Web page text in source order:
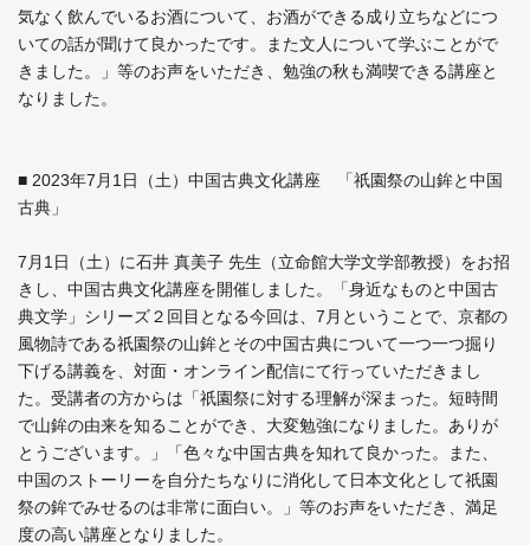
気なく飲んでいるお酒について、お酒ができる成り立ちなどにつ
いての話が聞けて良かったです。また文人について学ぶことがで
きました。」等のお声をいただき、勉強の秋も満喫できる講座と
なりました。
■ 2023年7月1日（土）中国古典文化講座 「祇園祭の山鉾と中国
古典」
7月1日（土）に石井 真美子 先生（立命館大学文学部教授）をお招
きし、中国古典文化講座を開催しました。「身近なものと中国古
典文学」シリーズ２回目となる今回は、7月ということで、京都の
風物詩である祇園祭の山鉾とその中国古典について一つ一つ掘り
下げる講義を、対面・オンライン配信にて行っていただきまし
た。受講者の方からは「祇園祭に対する理解が深まった。短時間
で山鉾の由来を知ることができ、大変勉強になりました。ありが
とうございます。」「色々な中国古典を知れて良かった。また、
中国のストーリーを自分たちなりに消化して日本文化として祇園
祭の鉾でみせるのは非常に面白い。」等のお声をいただき、満足
度の高い講座となりました。